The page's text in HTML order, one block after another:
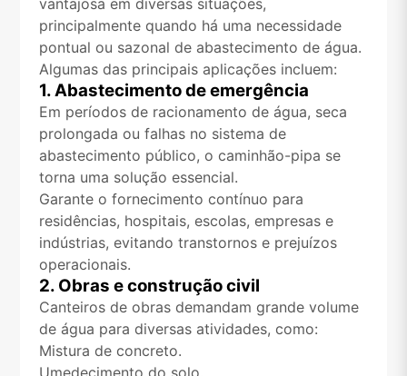
vantajosa em diversas situações,
principalmente quando há uma necessidade
pontual ou sazonal de abastecimento de água.
Algumas das principais aplicações incluem:
1. Abastecimento de emergência
Em períodos de racionamento de água, seca
prolongada ou falhas no sistema de
abastecimento público, o caminhão-pipa se
torna uma solução essencial.
Garante o fornecimento contínuo para
residências, hospitais, escolas, empresas e
indústrias, evitando transtornos e prejuízos
operacionais.
2. Obras e construção civil
Canteiros de obras demandam grande volume
de água para diversas atividades, como:
Mistura de concreto.
Umedecimento do solo.